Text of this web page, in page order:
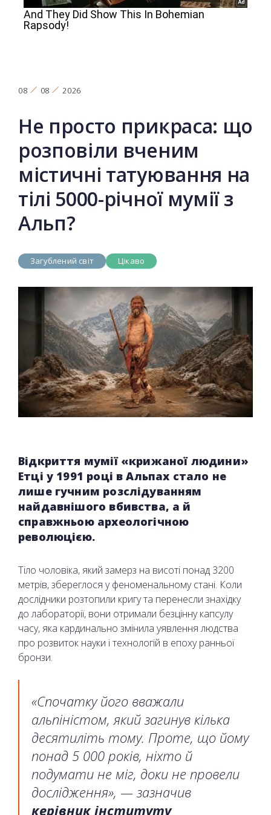
08 08 2026
Не просто прикраса: що
розповіли вченим
містичні татуювання на
тілі 5000-річної мумії з
Альп?
Загублений світ Цікаво
Відкриття мумії «крижаної людини»
Етці у 1991 році в Альпах стало не
лише гучним розслідуванням
найдавнішого вбивства, а й
справжньою археологічною
революцією.
Тіло чоловіка, який замерз на висоті понад 3200
метрів, збереглося у феноменальному стані. Коли
дослідники розтопили кригу та перенесли знахідку
до лабораторії, вони отримали безцінну капсулу
часу, яка кардинально змінила уявлення людства
про розвиток науки і технологій в епоху ранньої
бронзи.
«Спочатку його вважали
альпіністом, який загинув кілька
десятиліть тому. Проте, що йому
понад 5 000 років, ніхто й
подумати не міг, доки не провели
дослідження», — зазначив
керівник інституту